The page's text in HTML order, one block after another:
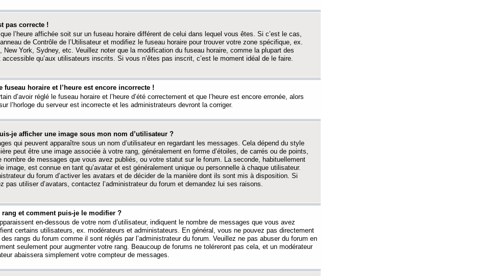
pas correcte !
que l’heure affichée soit sur un fuseau horaire différent de celui dans lequel vous êtes. Si c’est le cas,
de Contrôle de l’Utilisateur et modifiez le fuseau horaire pour trouver votre zone spécifique, ex.
New York, Sydney, etc. Veuillez noter que la modification du fuseau horaire, comme la plupart des
accessible qu’aux utilisateurs inscrits. Si vous n’êtes pas inscrit, c’est le moment idéal de le faire.
fuseau horaire et l’heure est encore incorrecte !
d’avoir réglé le fuseau horaire et l’heure d’été correctement et que l’heure est encore erronée, alors
l’horloge du serveur est incorrecte et les administrateurs devront la corriger.
je afficher une image sous mon nom d’utilisateur ?
qui peuvent apparaître sous un nom d’utilisateur en regardant les messages. Cela dépend du style
peut être une image associée à votre rang, généralement en forme d’étoiles, de carrés ou de points,
nombre de messages que vous avez publiés, ou votre statut sur le forum. La seconde, habituellement
image, est connue en tant qu’avatar et est généralement unique ou personnelle à chaque utilisateur.
du forum d’activer les avatars et de décider de la manière dont ils sont mis à disposition. Si
pas utiliser d’avatars, contactez l’administrateur du forum et demandez lui ses raisons.
rang et comment puis-je le modifier ?
en-dessous de votre nom d’utilisateur, indiquent le nombre de messages que vous avez
certains utilisateurs, ex. modérateurs et administateurs. En général, vous ne pouvez pas directement
rangs du forum comme il sont réglés par l’administrateur du forum. Veuillez ne pas abuser du forum en
seulement pour augmenter votre rang. Beaucoup de forums ne toléreront pas cela, et un modérateur
abaissera simplement votre compteur de messages.